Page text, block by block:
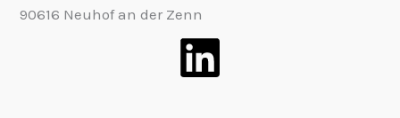
90616 Neuhof an der Zenn